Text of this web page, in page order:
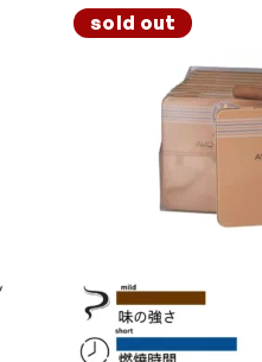
sold out